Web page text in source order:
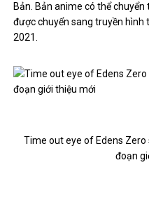
Bản. Bản anime có thể
được chuyển sang truyền
2021.
Time out eye of Edens
đoạn